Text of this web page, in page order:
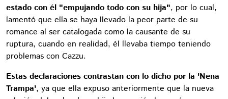
estado con él "empujando todo con su hija", por lo cual,
lamentó que ella se haya llevado la peor parte de su
romance al ser catalogada como la causante de su
ruptura, cuando en realidad, él llevaba tiempo teniendo
problemas con Cazzu.
Estas declaraciones contrastan con lo dicho por la 'Nena
Trampa', ya que ella expuso anteriormente que la nueva